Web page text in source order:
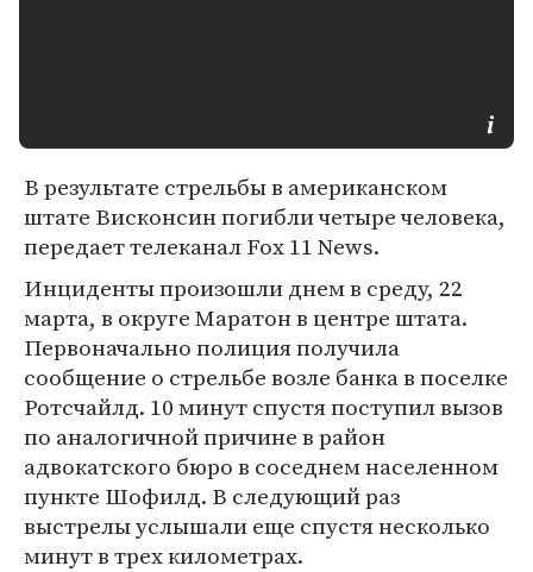
В результате стрельбы в американском
штате Висконсин погибли четыре человека,
передает телеканал Fox 11 News.
Инциденты произошли днем в среду, 22
марта, в округе Маратон в центре штата.
Первоначально полиция получила
сообщение о стрельбе возле банка в поселке
Ротсчайлд. 10 минут спустя поступил вызов
по аналогичной причине в район
адвокатского бюро в соседнем населенном
пункте Шофилд. В следующий раз
выстрелы услышали еще спустя несколько
минут в трех километрах.